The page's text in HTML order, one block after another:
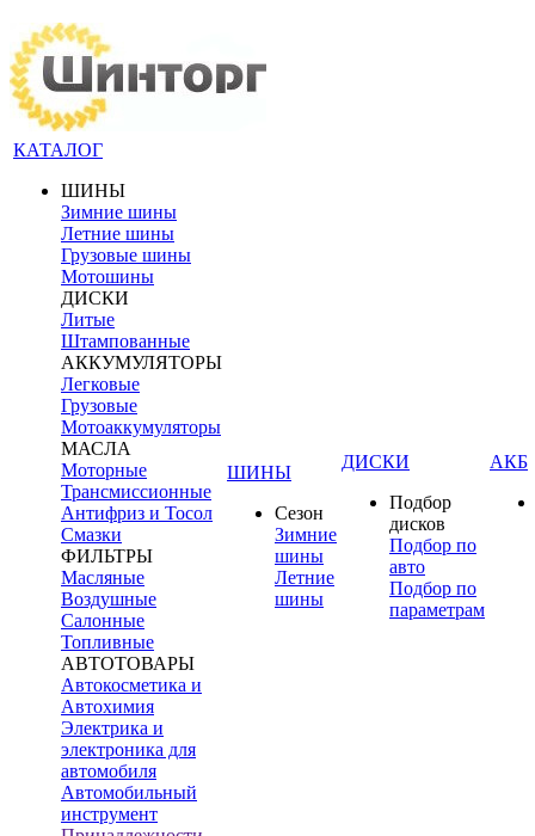
КАТАЛОГ
ШИНЫ
Зимние шины
Летние шины
Грузовые шины
Мотошины
ДИСКИ
Литые
Штампованные
АККУМУЛЯТОРЫ
Легковые
Грузовые
Мотоаккумуляторы
МАСЛА
Моторные
Трансмиссионные
Антифриз и Тосол
Смазки
ФИЛЬТРЫ
Масляные
Воздушные
Салонные
Топливные
АВТОТОВАРЫ
Автокосметика и
Автохимия
Электрика и
электроника для
автомобиля
Автомобильный
инструмент
ШИНЫ
Сезон
Зимние
шины
Летние
шины
ДИСКИ
Подбор
дисков
Подбор по
авто
Подбор по
параметрам
АКБ